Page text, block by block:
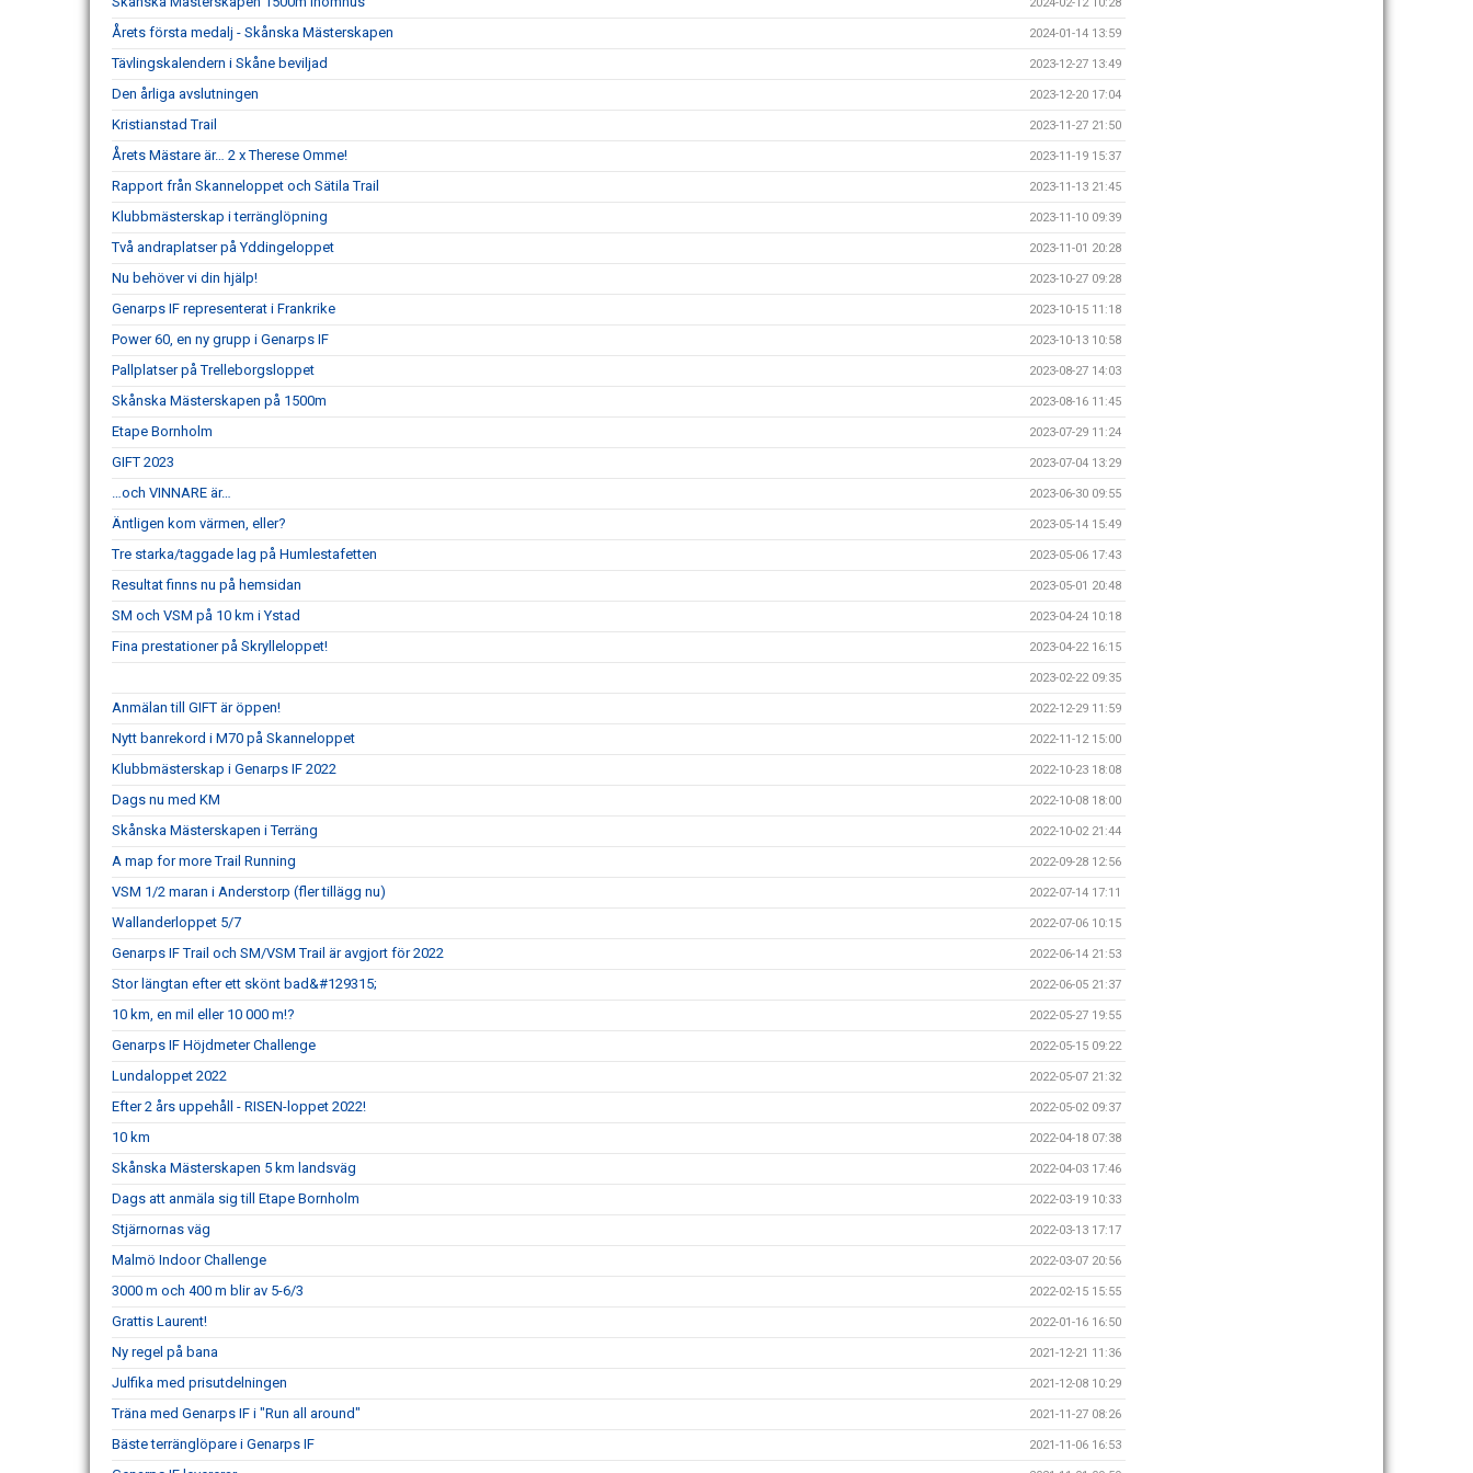
Årets första medalj - Skånska Mästerskapen 2024-01-14 13:59
Tävlingskalendern i Skåne beviljad 2023-12-27 13:49
Den årliga avslutningen 2023-12-20 17:04
Kristianstad Trail 2023-11-27 21:50
Årets Mästare är… 2 x Therese Omme! 2023-11-19 15:37
Rapport från Skanneloppet och Sätila Trail 2023-11-13 21:45
Klubbmästerskap i terränglöpning 2023-11-10 09:39
Två andraplatser på Yddingeloppet 2023-11-01 20:28
Nu behöver vi din hjälp! 2023-10-27 09:28
Genarps IF representerat i Frankrike 2023-10-15 11:18
Power 60, en ny grupp i Genarps IF 2023-10-13 10:58
Pallplatser på Trelleborgsloppet 2023-08-27 14:03
Skånska Mästerskapen på 1500m 2023-08-16 11:45
Etape Bornholm 2023-07-29 11:24
GIFT 2023 2023-07-04 13:29
…och VINNARE är… 2023-06-30 09:55
Äntligen kom värmen, eller? 2023-05-14 15:49
Tre starka/taggade lag på Humlestafetten 2023-05-06 17:43
Resultat finns nu på hemsidan 2023-05-01 20:48
SM och VSM på 10 km i Ystad 2023-04-24 10:18
Fina prestationer på Skrylleloppet! 2023-04-22 16:15
2023-02-22 09:35
Anmälan till GIFT är öppen! 2022-12-29 11:59
Nytt banrekord i M70 på Skanneloppet 2022-11-12 15:00
Klubbmästerskap i Genarps IF 2022 2022-10-23 18:08
Dags nu med KM 2022-10-08 18:00
Skånska Mästerskapen i Terräng 2022-10-02 21:44
A map for more Trail Running 2022-09-28 12:56
VSM 1/2 maran i Anderstorp (fler tillägg nu) 2022-07-14 17:11
Wallanderloppet 5/7 2022-07-06 10:15
Genarps IF Trail och SM/VSM Trail är avgjort för 2022 2022-06-14 21:53
Stor längtan efter ett skönt bad&#129315; 2022-06-05 21:37
10 km, en mil eller 10 000 m!? 2022-05-27 19:55
Genarps IF Höjdmeter Challenge 2022-05-15 09:22
Lundaloppet 2022 2022-05-07 21:32
Efter 2 års uppehåll - RISEN-loppet 2022! 2022-05-02 09:37
10 km 2022-04-18 07:38
Skånska Mästerskapen 5 km landsväg 2022-04-03 17:46
Dags att anmäla sig till Etape Bornholm 2022-03-19 10:33
Stjärnornas väg 2022-03-13 17:17
Malmö Indoor Challenge 2022-03-07 20:56
3000 m och 400 m blir av 5-6/3 2022-02-15 15:55
Grattis Laurent! 2022-01-16 16:50
Ny regel på bana 2021-12-21 11:36
Julfika med prisutdelningen 2021-12-08 10:29
Träna med Genarps IF i "Run all around" 2021-11-27 08:26
Bäste terränglöpare i Genarps IF 2021-11-06 16:53